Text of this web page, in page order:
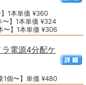
】1本単価 ¥360
〜】1本単価 ¥324
〜】1本単価 ¥306
ラ電源4分配ケ
1個〜】単価 ¥480